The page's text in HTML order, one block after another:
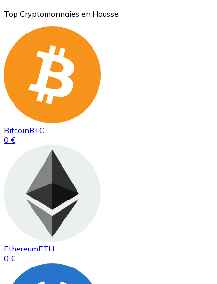
Top Cryptomonnaies en Hausse
BitcoinBTC
0 €
EthereumETH
0 €